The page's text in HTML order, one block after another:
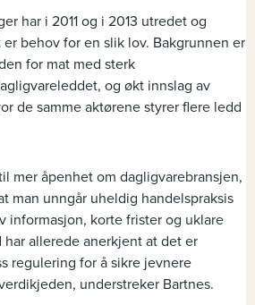
har i 2011 og i 2013 utredet og
behov for en slik lov. Bakgrunnen er
for mat med sterk
og økt innslag av
de samme aktørene styrer flere ledd
mer åpenhet om dagligvarebransjen,
man unngår uheldig handelspraksis
informasjon, korte frister og uklare
har allerede anerkjent at det er
regulering for å sikre jevnere
understreker Bartnes.